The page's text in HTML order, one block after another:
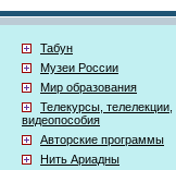
Табун
Музеи России
Мир образования
Телекурсы, телелекции,
видеопособия
Авторские программы
Нить Ариадны